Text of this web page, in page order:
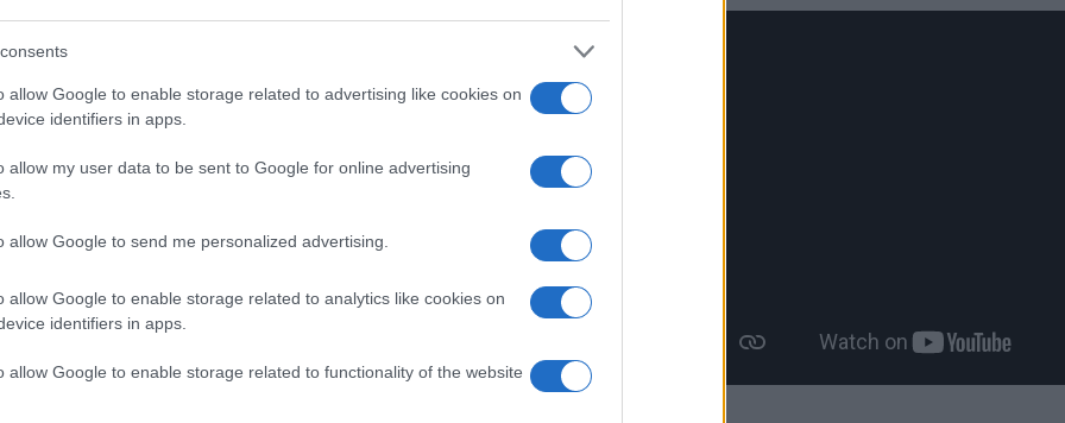
allow Google to enable storage related to advertising like cookies on
identifiers in apps.
allow my user data to be sent to Google for online advertising
allow Google to send me personalized advertising.
allow Google to enable storage related to analytics like cookies on
identifiers in apps.
allow Google to enable storage related to functionality of the website
του το Υπουργείο Εξωτερικών της
πως οι 27 Έλληνες που
στην αποστολή στολίσκου με
τη Γάζα (μέσα σε αυτούς και η
Νέας Αριστεράς Πέτη Πέρκα), είναι
Κατάληψη στα πλοία March to Gaza από τον Ισραηλινό στρατό – Η Πέτη
συλληφθέντες (Βίντεο)